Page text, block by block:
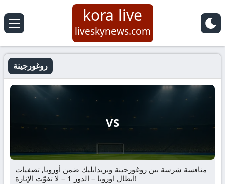
kora live
liveskynews.com
روغورجينة
VS
منافسة شرسة بين روغورجينة وبريدابليك ضمن أوروبا, تصفيات
ابطال اوروبا – الدور 1 – لا تفوّت الإثارة!